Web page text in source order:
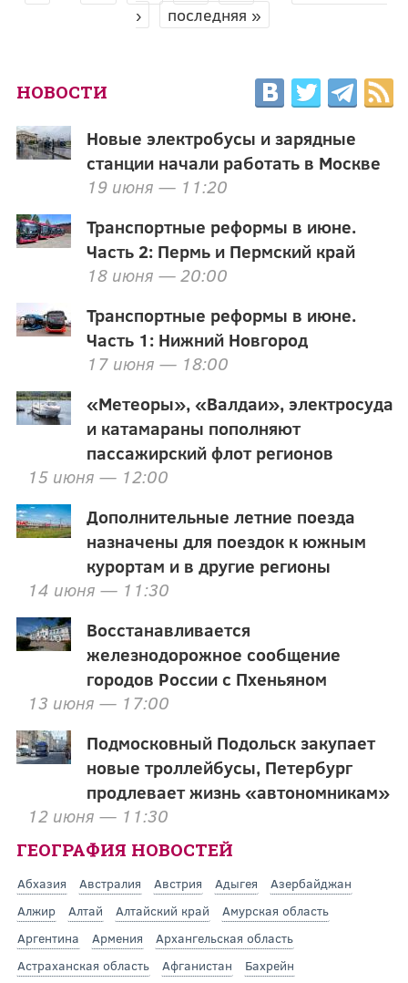
›
последняя »
НОВОСТИ
Новые электробусы и зарядные
станции начали работать в Москве
19 июня — 11:20
Транспортные реформы в июне.
Часть 2: Пермь и Пермский край
18 июня — 20:00
Транспортные реформы в июне.
Часть 1: Нижний Новгород
17 июня — 18:00
«Метеоры», «Валдаи», электросуда
и катамараны пополняют
пассажирский флот регионов
15 июня — 12:00
Дополнительные летние поезда
назначены для поездок к южным
курортам и в другие регионы
14 июня — 11:30
Восстанавливается
железнодорожное сообщение
городов России с Пхеньяном
13 июня — 17:00
Подмосковный Подольск закупает
новые троллейбусы, Петербург
продлевает жизнь «автономникам»
12 июня — 11:30
ГЕОГРАФИЯ НОВОСТЕЙ
Абхазия Австралия Австрия Адыгея
Азербайджан
Алжир
Алтай Алтайский край
Амурская область
Аргентина
Армения
Архангельская область
Астраханская область
Афганистан
Бахрейн